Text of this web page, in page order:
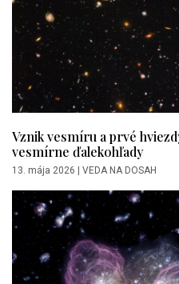
Vznik vesmíru a prvé
vesmírne ďalekohľady
13. mája 2026 | VEDA NA DOSAH